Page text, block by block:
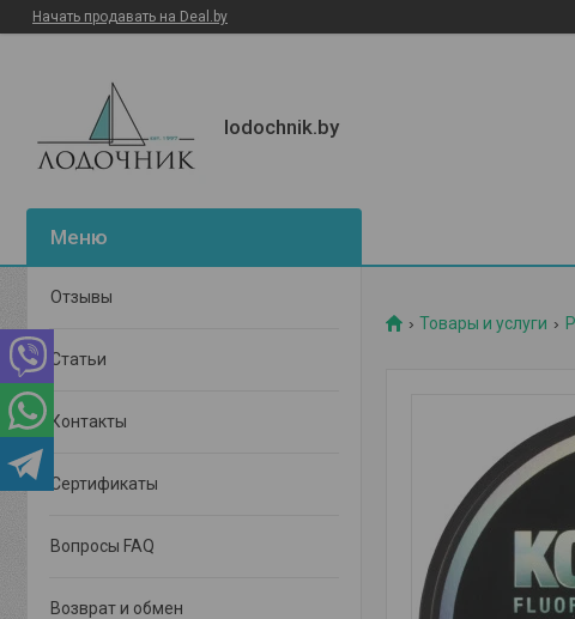
Начать продавать на Deal.by
lodochnik.by
Товары и услуги
Отзывы
Статьи
Контакты
Сертификаты
Вопросы FAQ
Возврат и обмен